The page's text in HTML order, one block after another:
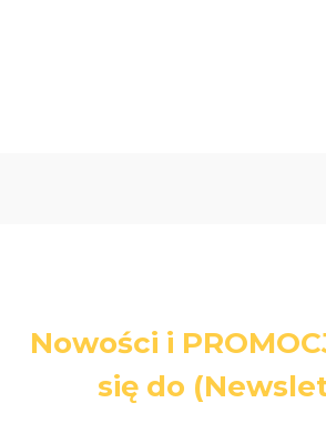
Nowości i
się do